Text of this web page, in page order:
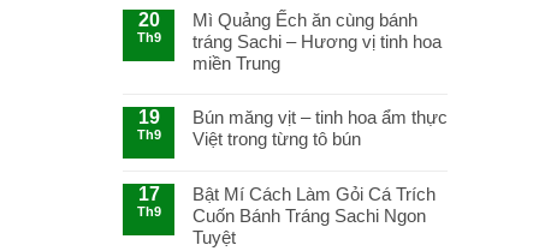
20
Th9
Mì Quảng Ếch ăn cùng bánh
tráng Sachi – Hương vị tinh hoa
miền Trung
19
Th9
Bún măng vịt – tinh hoa ẩm thực
Việt trong từng tô bún
17
Th9
Bật Mí Cách Làm Gỏi Cá Trích
Cuốn Bánh Tráng Sachi Ngon
Tuyệt